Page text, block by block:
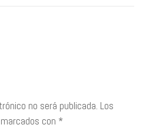
no será publicada. Los
con *